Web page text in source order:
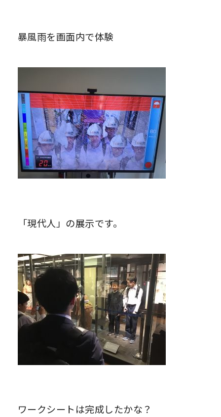
暴風雨を画面内で体験
「現代人」の展示です。
ワークシートは完成したかな？